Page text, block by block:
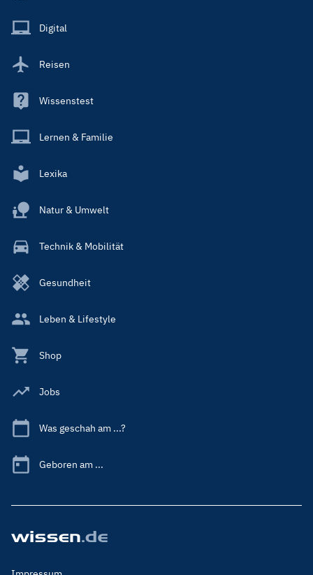
Main
Digital
Reisen
Wissenstest
Lernen & Familie
Lexika
Natur & Umwelt
Technik & Mobilität
Gesundheit
Leben & Lifestyle
Shop
Jobs
Was geschah am ...?
Geboren am ...